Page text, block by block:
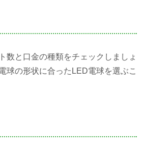
数と口金の種類をチェックしましょ
球の形状に合ったLED電球を選ぶこ